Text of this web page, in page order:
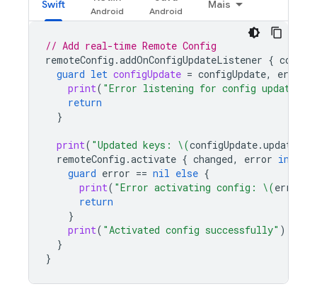
Swift Mais
// Add real-time Remote Config
remoteConfig .addOnConfigUpdateListener {
guard let configUpdate = configUpdate, error
print( "Error listening for config updates:
return
}
print( "Updated keys: \(configUpdate.
remoteConfig .activate { changed, error in
guard error == nil else {
print( "Error activating config: \(error
return
}
print( "Activated config successfully" )
}
}